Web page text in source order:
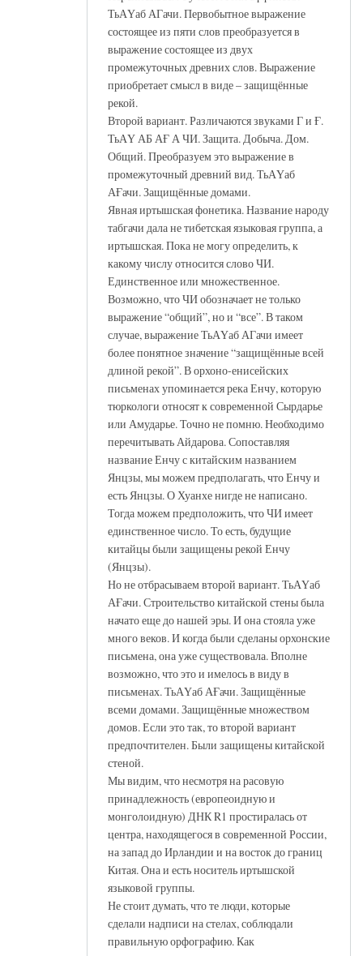
ТьАҮаб АГачи. Первобытное выражение
состоящее из пяти слов преобразуется в
выражение состоящее из двух
промежуточных древних слов. Выражение
приобретает смысл в виде – защищённые
рекой.
Второй вариант. Различаются звуками Г и Ғ.
ТьАҮ АБ АҒ А ЧИ. Защита. Добыча. Дом.
Общий. Преобразуем это выражение в
промежуточный древний вид. ТьАҮаб
АҒачи. Защищённые домами.
Явная иртышская фонетика. Название народу
табгачи дала не тибетская языковая группа, а
иртышская. Пока не могу определить, к
какому числу относится слово ЧИ.
Единственное или множественное.
Возможно, что ЧИ обозначает не только
выражение “общий”, но и “все”. В таком
случае, выражение ТьАҮаб АГачи имеет
более понятное значение “защищённые всей
длиной рекой”. В орхоно-енисейских
письменах упоминается река Енчу, которую
тюркологи относят к современной Сырдарье
или Амударье. Точно не помню. Необходимо
перечитывать Айдарова. Сопоставляя
название Енчу с китайским названием
Янцзы, мы можем предполагать, что Енчу и
есть Янцзы. О Хуанхе нигде не написано.
Тогда можем предположить, что ЧИ имеет
единственное число. То есть, будущие
китайцы были защищены рекой Енчу
(Янцзы).
Но не отбрасываем второй вариант. ТьАҮаб
АҒачи. Строительство китайской стены была
начато еще до нашей эры. И она стояла уже
много веков. И когда были сделаны орхонские
письмена, она уже существовала. Вполне
возможно, что это и имелось в виду в
письменах. ТьАҮаб АҒачи. Защищённые
всеми домами. Защищённые множеством
домов. Если это так, то второй вариант
предпочтителен. Были защищены китайской
стеной.
Мы видим, что несмотря на расовую
принадлежность (европеоидную и
монголоидную) ДНК R1 простиралась от
центра, находящегося в современной России,
на запад до Ирландии и на восток до границ
Китая. Она и есть носитель иртышской
языковой группы.
Не стоит думать, что те люди, которые
сделали надписи на стелах, соблюдали
правильную орфографию. Как